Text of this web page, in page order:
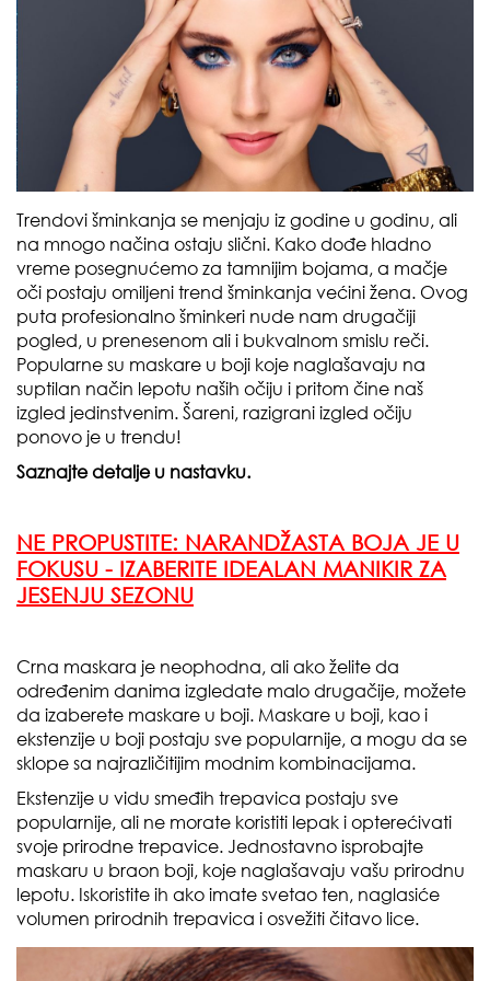
Trendovi šminkanja se menjaju iz godine u godinu, ali
na mnogo načina ostaju slični. Kako dođe hladno
vreme posegnućemo za tamnijim bojama, a mačje
oči postaju omiljeni trend šminkanja većini žena. Ovog
puta profesionalno šminkeri nude nam drugačiji
pogled, u prenesenom ali i bukvalnom smislu reči.
Popularne su maskare u boji koje naglašavaju na
suptilan način lepotu naših očiju i pritom čine naš
izgled jedinstvenim. Šareni, razigrani izgled očiju
ponovo je u trendu!
Saznajte detalje u nastavku.
NE PROPUSTITE: NARANDŽASTA BOJA JE U
FOKUSU - IZABERITE IDEALAN MANIKIR ZA
JESENJU SEZONU
Crna maskara je neophodna, ali ako želite da
određenim danima izgledate malo drugačije, možete
da izaberete maskare u boji. Maskare u boji, kao i
ekstenzije u boji postaju sve popularnije, a mogu da se
sklope sa najrazličitijim modnim kombinacijama.
Ekstenzije u vidu smeđih trepavica postaju sve
popularnije, ali ne morate koristiti lepak i opterećivati
svoje prirodne trepavice. Jednostavno isprobajte
maskaru u braon boji, koje naglašavaju vašu prirodnu
lepotu. Iskoristite ih ako imate svetao ten, naglasiće
volumen prirodnih trepavica i osvežiti čitavo lice.